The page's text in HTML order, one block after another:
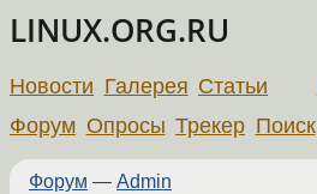
LINUX.ORG.RU
Новости Галерея Статьи
Форум Опросы Трекер Поиск
Форум — Admin